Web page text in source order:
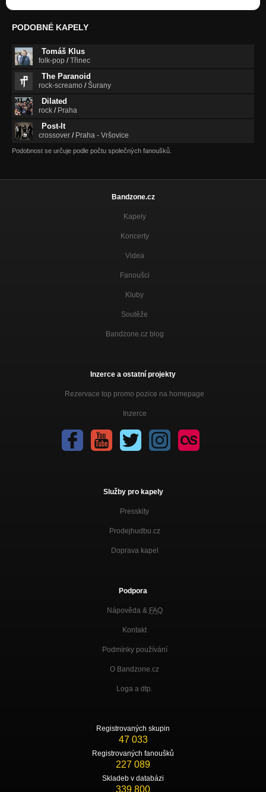
PODOBNÉ KAPELY
Tomáš Klus
folk-pop /Třinec
The Paranoid
rock-screamo /Šurany
Dilated
rock / Praha
Post-It
crossover / Praha - Vršovice
Podobnost se určuje podle počtu společných fanoušků.
Bandzone.cz
Kapely
Koncerty
Videa
Fanoušci
Kluby
Soutěže
Bandzone.cz blog
Inzerce a ostatní projekty
Rezervace top promo pozice na homepage
Inzerce
Služby pro kapely
Presskity
Prodejhudbu.cz
Doprava kapel
Podpora
Nápověda & FAQ
Kontakt
Podmínky používání
O Bandzone.cz
Loga a dtp.
Registrovaných skupin
47 033
Registrovaných fanoušků
227 089
Skladeb v databázi
339 800